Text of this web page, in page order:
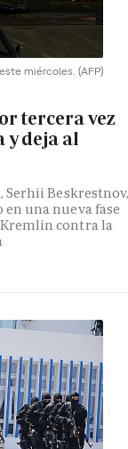
miércoles. (AFP)
tercera vez
y deja al
Serhii
una nueva fase
contra la